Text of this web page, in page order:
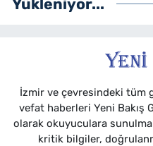
görev
Yükleniyor...
İzmir ve çevresindeki tüm
vefat haberleri Yeni Bakış
olarak okuyuculara
kritik bilgiler,